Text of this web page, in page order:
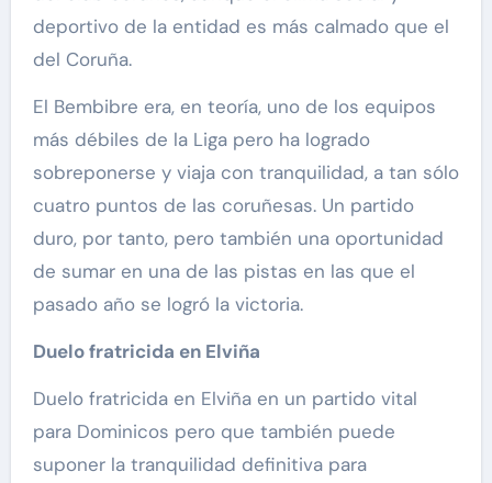
deportivo de la entidad es más calmado que el
del Coruña.
El Bembibre era, en teoría, uno de los equipos
más débiles de la Liga pero ha logrado
sobreponerse y viaja con tranquilidad, a tan sólo
cuatro puntos de las coruñesas. Un partido
duro, por tanto, pero también una oportunidad
de sumar en una de las pistas en las que el
pasado año se logró la victoria.
Duelo fratricida en Elviña
Duelo fratricida en Elviña en un partido vital
para Dominicos pero que también puede
suponer la tranquilidad definitiva para